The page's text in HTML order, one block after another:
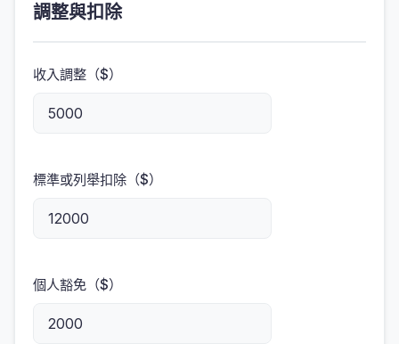
調整與扣除
收入調整（$）
標準或列舉扣除（$）
個人豁免（$）